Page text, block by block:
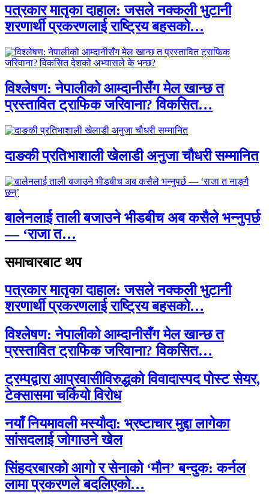
पत्रकार मातृका दाहाल: जसले नक्कली भुटानी
शरणार्थी प्रकरणलाई राष्ट्रिय बहसको…
विश्लेषण: नेपालीको आम्दानीसँग मेल खान्छ त
प्रस्तावित ट्राफिक जरिवाना? विकसित…
दाङकी प्रतिभाशाली खेलाडी अनुजा चौधरी सम्मानित
बालेनलाई ताली बजाउने भीडबीच अब कसैले भन्नुपर्छ
— ‘राजा त…
समाचारबाट थप
पत्रकार मातृका दाहाल: जसले नक्कली भुटानी
शरणार्थी प्रकरणलाई राष्ट्रिय बहसको…
विश्लेषण: नेपालीको आम्दानीसँग मेल खान्छ त
प्रस्तावित ट्राफिक जरिवाना? विकसित…
ट्रम्पद्वारा आप्रवासीविरुद्धको विवादास्पद पोस्ट सेयर,
टेक्सासमा चर्कियो विरोध
नयाँ नियमावली मस्यौदा: भ्रष्टाचार मुद्दा लागेका
सांसदलाई जोगाउने खेल
सिंहदरबारको आगो र सेनाको ‘मौन’ बन्दुक: कर्नल
लामा प्रकरणले बदलिएको…